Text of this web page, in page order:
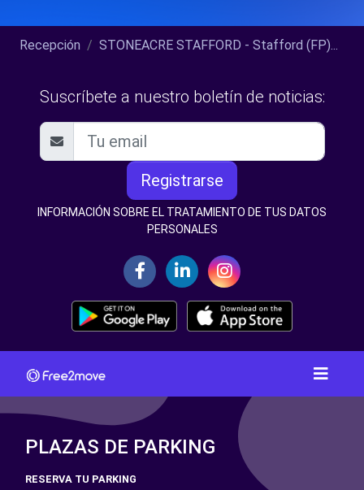
Recepción STONEACRE STAFFORD - Stafford (FP)...
Suscríbete a nuestro boletín de noticias:
Registrarse
INFORMACIÓN SOBRE EL TRATAMIENTO DE TUS DATOS
PERSONALES
PLAZAS DE PARKING
RESERVA TU PARKING